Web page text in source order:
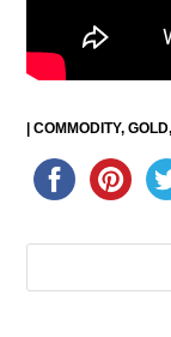
|COMMODITY GOLD